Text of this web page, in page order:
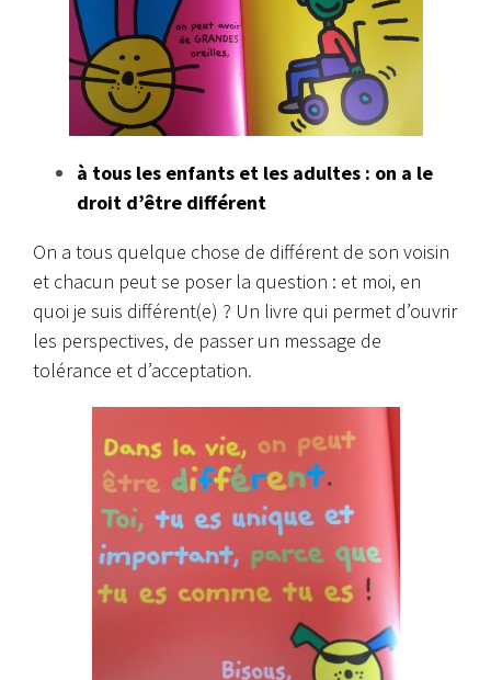
à tous les enfants et les adultes : on a le
droit d’être différent
On a tous quelque chose de différent de son voisin
et chacun peut se poser la question : et moi, en
quoi je suis différent(e) ? Un livre qui permet d’ouvrir
les perspectives, de passer un message de
tolérance et d’acceptation.